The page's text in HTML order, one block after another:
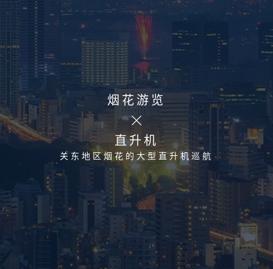
烟花游览
直升机
关东地区烟花的大型直升机巡航